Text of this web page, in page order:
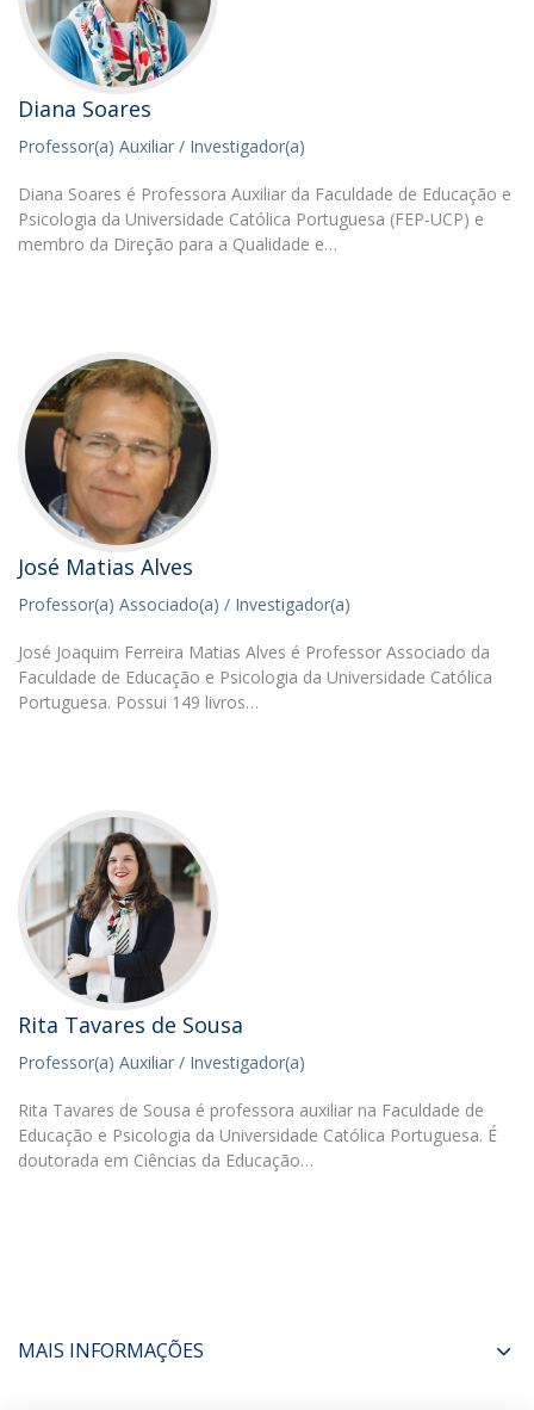
Diana Soares
Professor(a) Auxiliar / Investigador(a)
Diana Soares é Professora Auxiliar da Faculdade de Educação e
Psicologia da Universidade Católica Portuguesa (FEP-UCP) e
membro da Direção para a Qualidade e…
José Matias Alves
Professor(a) Associado(a) / Investigador(a)
José Joaquim Ferreira Matias Alves é Professor Associado da
Faculdade de Educação e Psicologia da Universidade Católica
Portuguesa. Possui 149 livros…
Rita Tavares de Sousa
Professor(a) Auxiliar / Investigador(a)
Rita Tavares de Sousa é professora auxiliar na Faculdade de
Educação e Psicologia da Universidade Católica Portuguesa. É
doutorada em Ciências da Educação…
MAIS INFORMAÇÕES